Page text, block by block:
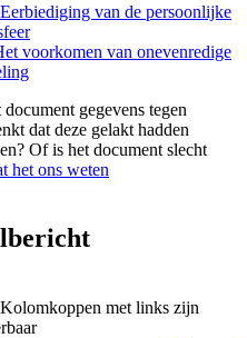
van de persoonlijke
voorkomen van onevenredige
gegevens tegen
dat deze gelakt hadden
Of is het document slecht
het ons weten
Kolomkoppen met links zijn